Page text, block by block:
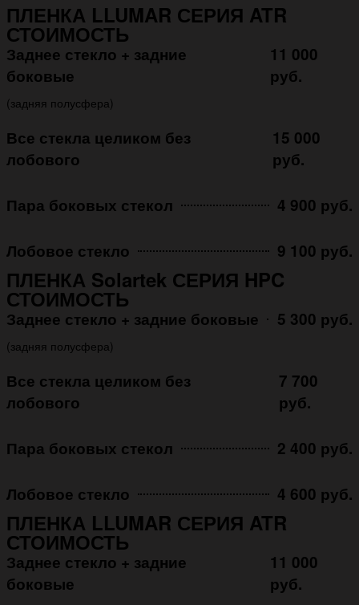
ПЛЕНКА LLUMAR СЕРИЯ ATR
СТОИМОСТЬ
Заднее стекло + задние
боковые
11 000
руб.
(задняя полусфера)
Все стекла целиком без
лобового
15 000
руб.
Пара боковых стекол 4 900 руб.
Лобовое стекло 9 100 руб.
ПЛЕНКА Solartek СЕРИЯ HPC
СТОИМОСТЬ
Заднее стекло + задние боковые 5 300 руб.
(задняя полусфера)
Все стекла целиком без
лобового
7 700
руб.
Пара боковых стекол 2 400 руб.
Лобовое стекло 4 600 руб.
ПЛЕНКА LLUMAR СЕРИЯ ATR
СТОИМОСТЬ
Заднее стекло + задние
боковые
11 000
руб.